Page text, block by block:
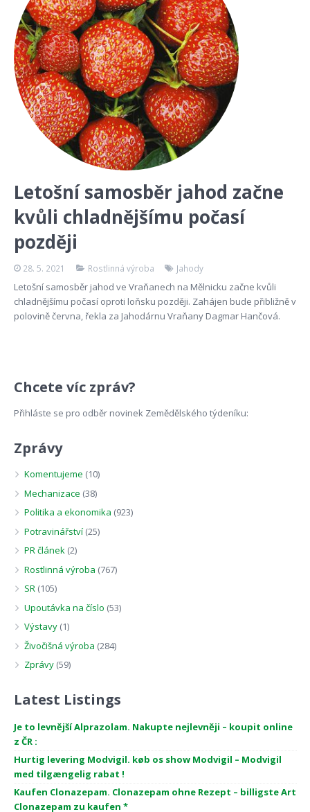
Letošní samosběr jahod začne
kvůli chladnějšímu počasí
později
28. 5. 2021 Rostlinná výroba Jahody
Letošní samosběr jahod ve Vraňanech na Mělnicku začne kvůli
chladnějšímu počasí oproti loňsku později. Zahájen bude přibližně v
polovině června, řekla za Jahodárnu Vraňany Dagmar Hančová.
Chcete víc zpráv?
Přihláste se pro odběr novinek Zemědělského týdeníku:
Zprávy
Komentujeme (10)
Mechanizace (38)
Politika a ekonomika (923)
Potravinářství (25)
PR článek (2)
Rostlinná výroba (767)
SR (105)
Upoutávka na číslo (53)
Výstavy (1)
Živočišná výroba (284)
Zprávy (59)
Latest Listings
Je to levnější Alprazolam. Nakupte nejlevněji – koupit online
z ČR :
Hurtig levering Modvigil. køb os show Modvigil – Modvigil
med tilgængelig rabat !
Kaufen Clonazepam. Clonazepam ohne Rezept – billigste Art
Clonazepam zu kaufen *